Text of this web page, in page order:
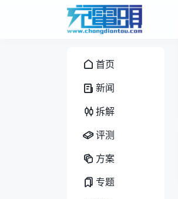
首页
新闻
拆解
评测
方案
专题